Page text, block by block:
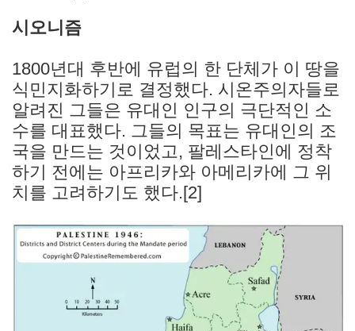
시오니즘
1800년대 후반에 유럽의 한 단체가 이 땅을
식민지화하기로 결정했다. 시온주의자들로
알려진 그들은 유대인 인구의 극단적인 소
수를 대표했다. 그들의 목표는 유대인의 조
국을 만드는 것이었고, 팔레스타인에 정착
하기 전에는 아프리카와 아메리카에 그 위
치를 고려하기도 했다.[2]